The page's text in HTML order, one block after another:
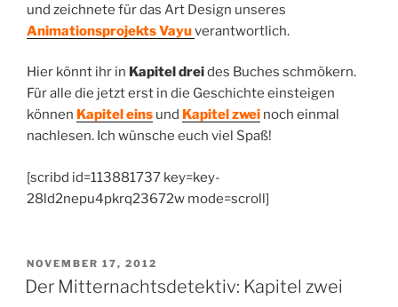
und zeichnete für das Art Design unseres
Animationsprojekts Vayuverantwortlich.
Hier könnt ihr in Kapitel dreides Buches schmökern.
Für alle die jetzt erst in die Geschichte einsteigen
können Kapitel eins und Kapitel zwei noch einmal
nachlesen. Ich wünsche euch viel Spaß!
[scribd id=113881737 key=key-
28ld2nepu4pkrq23672w mode=scroll]
VERÖFFENTLICHT
AM
NOVEMBER 17, 2012
Der Mitternachtsdetektiv: Kapitel zwei